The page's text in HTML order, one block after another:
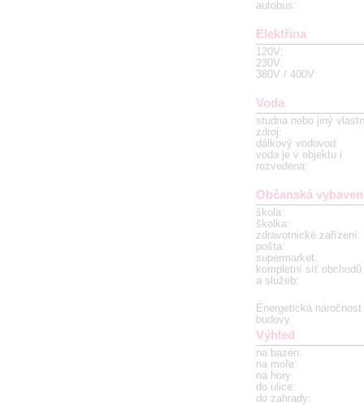
autobus:
Elektřina
120V:
230V:
380V / 400V:
Voda
studna nebo jiný
zdroj:
dálkový vodovod :
voda je v objektu i
rozvedena:
Občanská
škola:
školka:
zdravotnické zařízení:
pošta:
supermarket:
kompletní síť obchodů
a služeb:
Energetická náročnost
budovy
Výhled
na bazén:
na moře:
na hory:
do ulice:
do zahrady: